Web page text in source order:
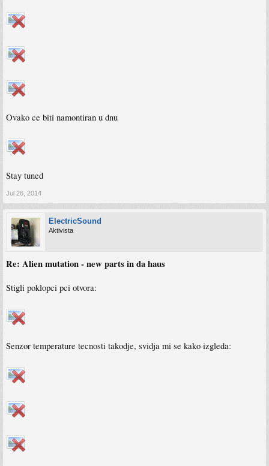
Ovako ce biti namontiran u dnu
Stay tuned
Jul 26, 2014
ElectricSound
Aktivista
Re: Alien mutation - new parts in da haus
Stigli poklopci pci otvora:
Senzor temperature tecnosti takodje, svidja mi se kako izgleda: